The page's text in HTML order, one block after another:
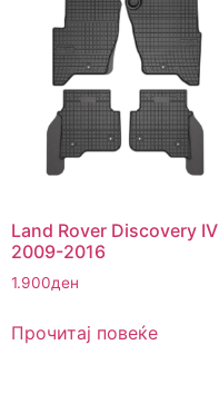
Land Rover Discovery IV
2009-2016
1.900ден
Прочитај повеќе